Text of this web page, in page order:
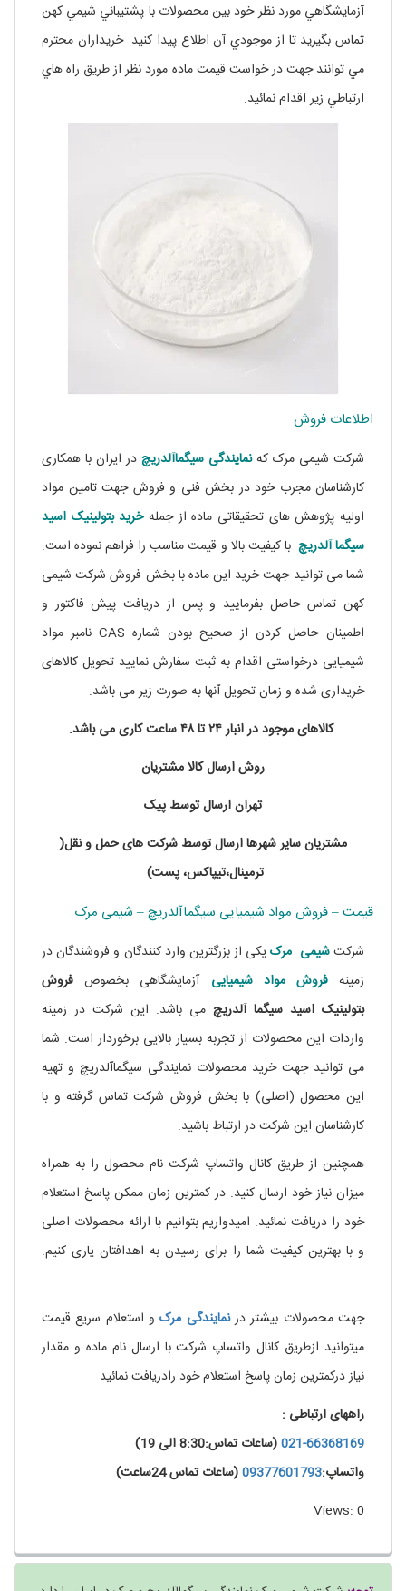
آزمايشگاهي مورد نظر خود بين محصولات با پشتيباني شيمي کهن
تماس بگيريد.تا از موجودي آن اطلاع پيدا کنيد. خريداران محترم
مي توانند جهت در خواست قيمت ماده مورد نظر از طريق راه هاي
ارتباطي زير اقدام نمائيد.
اطلاعات فروش
شرکت شیمی مرک کهنمایندگی سیگماآلدریچ در ایران با همکاری
کارشناسان مجرب خود در بخش فنی و فروش جهت تامین مواد
اولیه پژوهش های تحقیقاتی ماده از جملهخرید بتولینیک اسید
سیگما آلدریچ با کیفیت بالا و قیمت مناسب را فراهم نموده است.
شما می توانید جهت خرید این ماده با بخش فروش شرکت شیمی
کهن تماس حاصل بفرمایید و پس از دریافت پیش فاکتور و
اطمینان حاصل کردن از صحیح بودن شماره CAS نامبر مواد
شیمیایی درخواستی اقدام به ثبت سفارش نمایید تحویل کالاهای
خریداری شده و زمان تحویل آنها به صورت زیر می باشد.
کالاهای موجود در انبار ۲۴ تا ۴۸ ساعت کاری می باشد.
روش ارسال کالا مشتریان
تهران ارسال توسط پیک
مشتریان سایر شهرها ارسال توسط شرکت های حمل و نقل(
ترمینال،تیپاکس، پست)
قیمت – فروش مواد شیمیایی سیگماآلدریچ – شیمی مرک
شرکتشیمی مرکیکی از بزرگترین وارد کنندگان و فروشندگان در
زمینهفروش مواد شیمیایی آزمایشگاهی بخصوص فروش
بتولینیک اسید سیگما آلدریچ می باشد. این شرکت در زمینه
واردات این محصولات از تجربه بسیار بالایی برخوردار است. شما
می توانید جهت خرید محصولات نمایندگی سیگماآلدریچ و تهیه
این محصول (اصلی) با بخش فروش شرکت تماس گرفته و با
کارشناسان این شرکت در ارتباط باشید.
همچنین از طریق کانال واتساپ شرکت نام محصول را به همراه
میزان نیاز خود ارسال کنید. در کمترین زمان ممکن پاسخ استعلام
خود را دریافت نمائید. امیدواریم بتوانیم با ارائه محصولات اصلی
و با بهترین کیفیت شما را برای رسیدن به اهدافتان یاری کنیم.
جهت محصولات بیشتر درنمایندگی مرکو استعلام سریع قیمت
میتوانید ازطریق کانال واتساپ شرکت با ارسال نام ماده و مقدار
نیاز درکمترین زمان پاسخ استعلام خود رادریافت نمائید.
راههای ارتباطی :
021-66368169(ساعات تماس:8:30 الی 19)
واتساپ:09377601793(ساعات تماس 24ساعت)
Views: 0